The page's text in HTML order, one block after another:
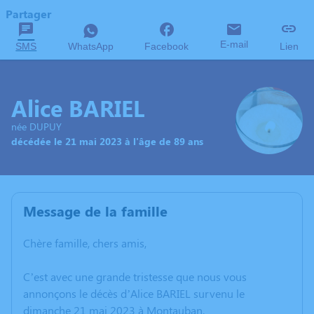
Partager
SMS WhatsApp Facebook E-mail Lien
Alice BARIEL
née DUPUY
décédée le 21 mai 2023 à l'âge de 89 ans
Message de la famille
Chère famille, chers amis,
C’est avec une grande tristesse que nous vous
annonçons le décès d’Alice BARIEL survenu le
dimanche 21 mai 2023 à Montauban.